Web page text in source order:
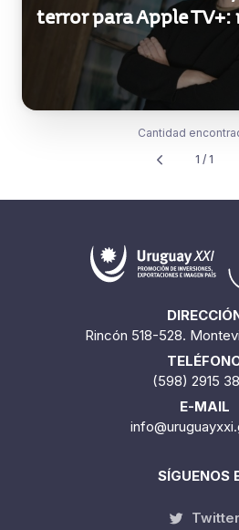
terror para Apple
Cantidad
1 / 1
Rincón 518-528.
(598) 2915
E-MAIL
SÍGUENOS
Twitter